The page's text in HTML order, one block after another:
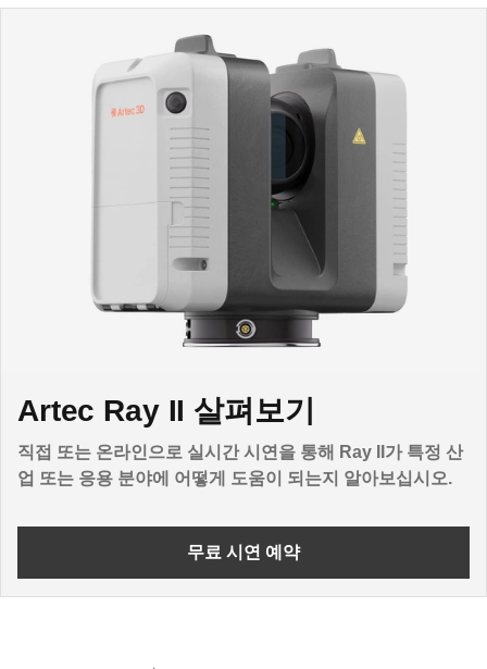
Artec Ray II 살펴보기
직접 또는 온라인으로 실시간 시연을 통해 Ray II가 특정 산
업 또는 응용 분야에 어떻게 도움이 되는지 알아보십시오.
무료 시연 예약